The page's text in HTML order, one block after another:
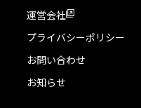
運営会社
プライバシーポリシー
お問い合わせ
お知らせ